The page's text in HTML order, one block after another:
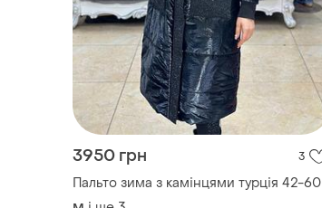
3950 грн 3
Пальто зима з камінцями турція 42-60